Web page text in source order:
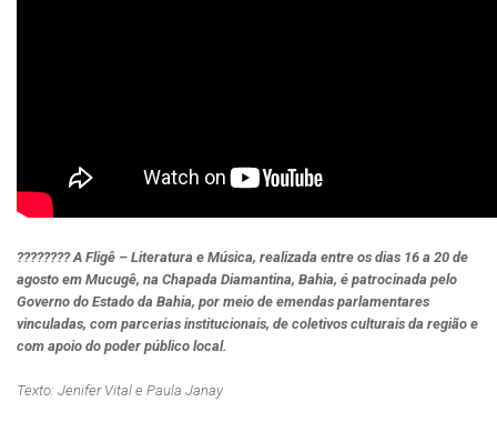
???????? A Fligê – Literatura e Música, realizada entre os dias 16 a 20 de
agosto em Mucugê, na Chapada Diamantina, Bahia, é patrocinada pelo
Governo do Estado da Bahia, por meio de emendas parlamentares
vinculadas, com parcerias institucionais, de coletivos culturais da região e
com apoio do poder público local.
Texto: Jenifer Vital e Paula Janay